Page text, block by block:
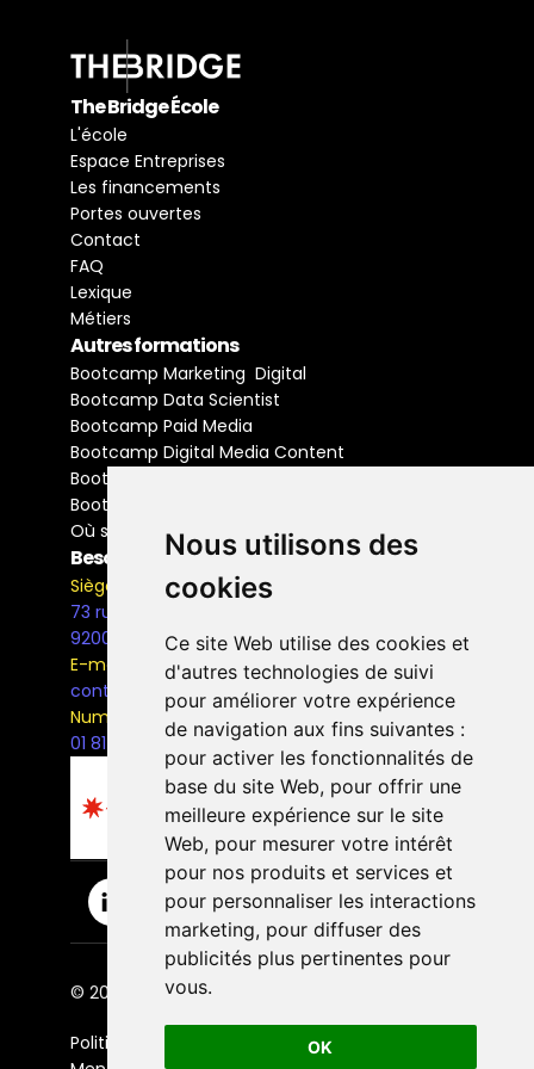
Nous utilisons des
cookies
Ce site Web utilise des cookies et
d'autres technologies de suivi
pour améliorer votre expérience
de navigation aux fins suivantes :
pour activer les fonctionnalités de
base du site Web, pour offrir une
meilleure expérience sur le site
Web, pour mesurer votre intérêt
pour nos produits et services et
pour personnaliser les interactions
marketing, pour diffuser des
publicités plus pertinentes pour
vous.
OK
The Bridge École
L'école
Espace Entreprises
Les financements
Portes ouvertes
Contact
FAQ
Lexique
Métiers
Autres formations
Bootcamp Marketing  Digital
Bootcamp Data Scientist
Bootcamp Paid Media
Bootcamp Digital Media Content
Bootcamp Social Media Manager
Bootcamp Buyer Media
Où se former
Besoin d'information ?
Siège Social
73 rue Henri Barbusse,
92000, Nanterre
E-mail
contact@the-bridge.fr
Numéro de téléphone
01 81 93 68 42
© 2026 The Bridge Ecole. | Tous droits réservés.
Politique de confidentialité